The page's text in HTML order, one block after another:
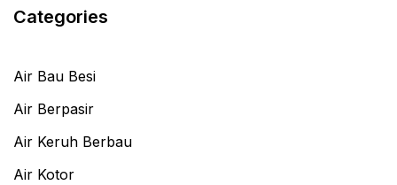
Categories
Air Bau Besi
Air Berpasir
Air Keruh Berbau
Air Kotor